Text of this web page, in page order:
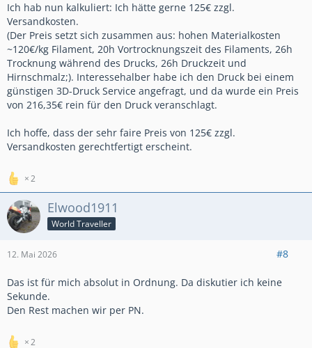
Ich hab nun kalkuliert: Ich hätte gerne 125€ zzgl.
Versandkosten.
(Der Preis setzt sich zusammen aus: hohen Materialkosten
~120€/kg Filament, 20h Vortrocknungszeit des Filaments, 26h
Trocknung während des Drucks, 26h Druckzeit und
Hirnschmalz;). Interessehalber habe ich den Druck bei einem
günstigen 3D-Druck Service angefragt, und da wurde ein Preis
von 216,35€ rein für den Druck veranschlagt.
Ich hoffe, dass der sehr faire Preis von 125€ zzgl.
Versandkosten gerechtfertigt erscheint.
2
Elwood1911
World Traveller
12. Mai 2026 #8
Das ist für mich absolut in Ordnung. Da diskutier ich keine
Sekunde.
Den Rest machen wir per PN.
2